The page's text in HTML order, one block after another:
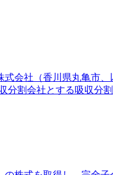
会社（香川県丸亀市
割会社とする吸収分